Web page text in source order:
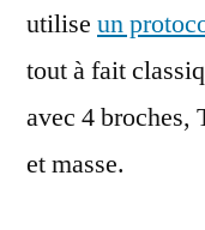
utilise un
tout à fait
avec 4
et masse.